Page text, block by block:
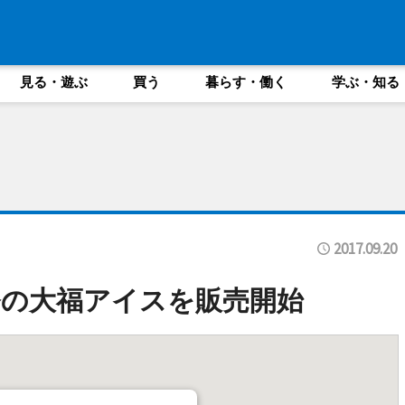
見る・遊ぶ 買う 暮らす・働く 学ぶ・知る
2017.09.20
大福アイスを販売開始